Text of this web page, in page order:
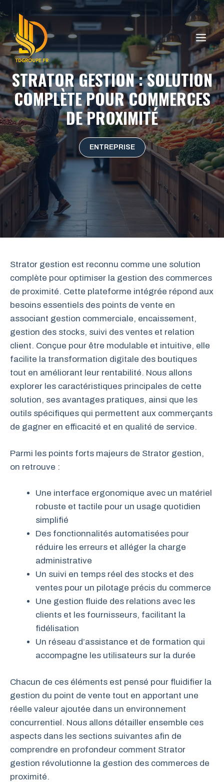
au
contenu
STRATOR GESTION : SOLUTION
COMPLÈTE POUR COMMERCES
DE PROXIMITÉ
ENTREPRISE
Strator gestion est reconnu comme une solution
complète pour optimiser la gestion des commerces
de proximité. Cette plateforme intégrée répond aux
besoins essentiels des points de vente en
associant gestion commerciale, encaissement,
gestion des stocks, suivi des ventes et relation
client. Conçue pour être modulable et intuitive, elle
facilite la transformation digitale des boutiques
tout en améliorant leur rentabilité. Nous allons
explorer les caractéristiques principales de cette
solution, ses avantages pratiques, ainsi que les
outils spécifiques qui permettent aux commerçants
de gagner en efficacité et en qualité de service.
Parmi les points forts majeurs de Strator gestion,
on retrouve :
Une interface ergonomique avec un matériel
robuste et tactile pour un usage quotidien
simplifié
Des fonctionnalités automatisées pour
réduire les erreurs et alléger la charge
administrative
Un suivi en temps réel des stocks et des
ventes pour un pilotage précis du commerce
Une gestion fluide des relations avec les
clients et les fournisseurs, facilitant la
fidélisation
Un réseau d’assistance et de formation qui
accompagne les utilisateurs sur la durée
Chacun de ces éléments est pensé pour fluidifier la
gestion du point de vente tout en apportant une
réelle valeur ajoutée dans un environnement
concurrentiel. Nous allons détailler ensemble ces
aspects dans les sections suivantes afin de
comprendre en profondeur comment Strator
gestion révolutionne la gestion des commerces de
proximité.